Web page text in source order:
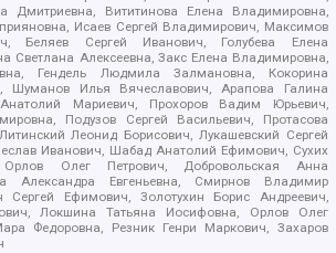
Дмитриевна, Вититинова Елена Владимировна,
Исаев Сергей Владимирович, Максимов
Беляев Сергей Иванович, Голубева Елена
Светлана Алексеевна, Закс Елена Владимировна,
Гендель Людмила Залмановна, Кокорина
Шуманов Илья Вячеславович, Арапова Галина
Мариевич, Прохоров Вадим Юрьевич,
Подузов Сергей Васильевич, Протасова
Леонид Борисович, Лукашевский Сергей
Иванович, Шабад Анатолий Ефимович, Сухих
Олег Петрович, Добровольская Анна
Александра Евгеньевна, Смирнов Владимир
Сергей Ефимович, Золотухин Борис Андреевич,
Локшина Татьяна Иосифовна, Орлов Олег
Федоровна, Резник Генри Маркович, Захаров